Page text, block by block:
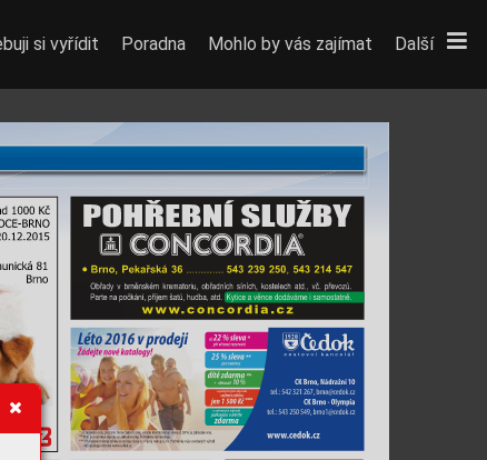
si vyřídit Poradna Mohlo by vás zajímat Další